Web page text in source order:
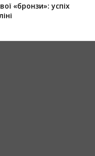
«бронзи»: успіх